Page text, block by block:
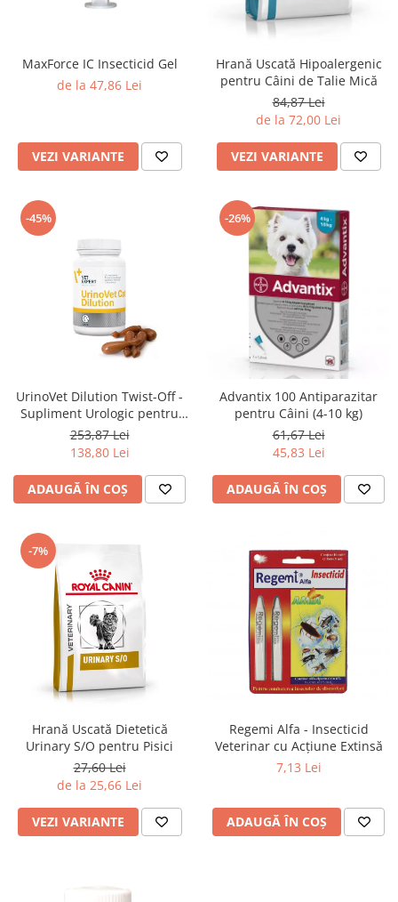
MaxForce IC Insecticid Gel
de la 47,86 Lei
VEZI VARIANTE
Hrană Uscată Hipoalergenic
pentru Câini de Talie Mică
84,87 Lei
de la 72,00 Lei
VEZI VARIANTE
-45%
UrinoVet Dilution Twist-Off -
Supliment Urologic pentru
Pisici
253,87 Lei
138,80 Lei
ADAUGĂ ÎN COȘ
-26%
Advantix 100 Antiparazitar
pentru Câini (4-10 kg)
61,67 Lei
45,83 Lei
ADAUGĂ ÎN COȘ
-7%
Hrană Uscată Dietetică
Urinary S/O pentru Pisici
27,60 Lei
de la 25,66 Lei
VEZI VARIANTE
Regemi Alfa - Insecticid
Veterinar cu Acțiune Extinsă
7,13 Lei
ADAUGĂ ÎN COȘ